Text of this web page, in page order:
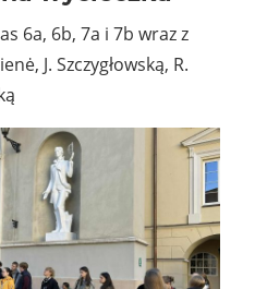
6a, 6b, 7a i 7b wraz z
J. Szczygłowską, R.